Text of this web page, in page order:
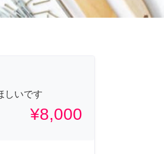
しいです
¥8,000